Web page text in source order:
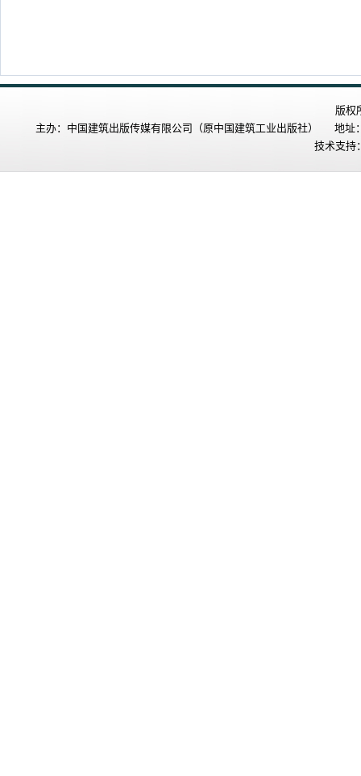
版权
主办：中国建筑出版传媒有限公司（原中国建筑工业出版社） 地
技术支持